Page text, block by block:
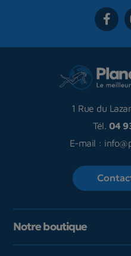
1 Rue du
Tél. 04
E-mail :
Notre boutique